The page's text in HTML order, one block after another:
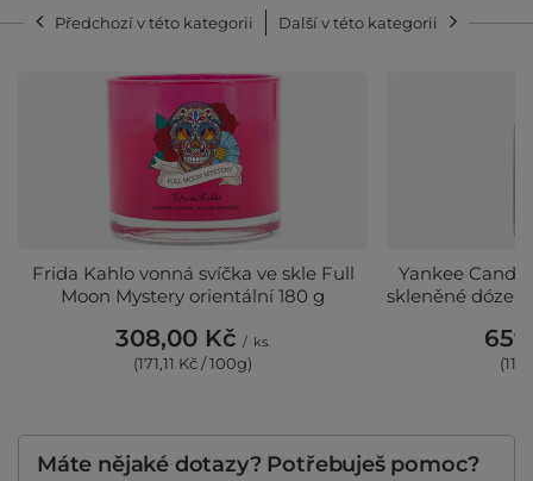
Předchozí v této kategorii Další v této kategorii
Frida Kahlo vonná svíčka ve skle Full
Moon Mystery orientální 180 g
308,00 Kč / ks.
(171,11 Kč / 100g)
Yankee
skleněné dóze
Máte nějaké dotazy? Potřebuješ pomoc?